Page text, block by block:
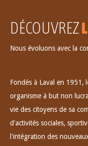
DÉCOUVREZ
Nous évoluons avec la
Fondés à Laval en 1951,
organisme à but non
vie des citoyens de sa
d'activités sociales,
l'intégration des